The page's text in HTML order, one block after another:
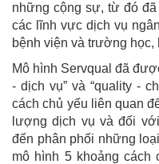
những cộng sự, từ đó
các lĩnh vực dịch vụ
bệnh viện và trường học,
Mô hình Servqual đã
- dịch vụ” và “quality -
cách chủ yếu liên quan
lượng dịch vụ và đối
đến phân phối những
mô hình 5 khoảng